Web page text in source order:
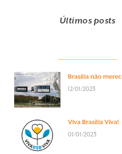
Últimos posts
Brasília não
12/01/2023
Viva Brasília Viva!
01/01/2023